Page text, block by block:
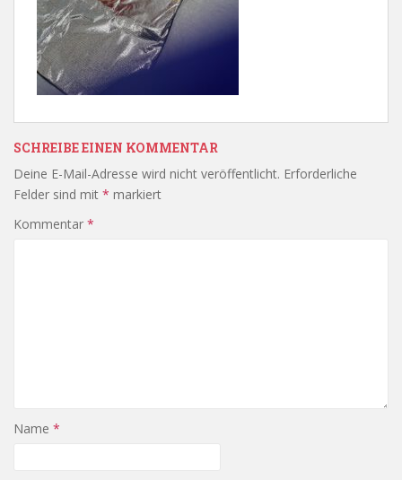
SCHREIBE EINEN KOMMENTAR
Deine E-Mail-Adresse wird nicht veröffentlicht. Erforderliche
Felder sind mit * markiert
Kommentar *
Name *